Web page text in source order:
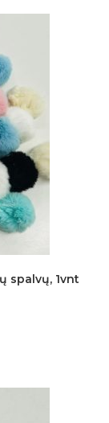
spalvų, 1vnt